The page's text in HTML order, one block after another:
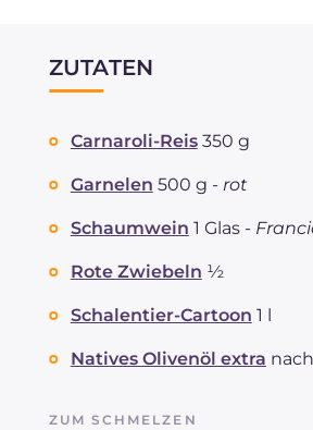
ZUTATEN
Carnaroli-Reis 350 g
Garnelen 500 g - rot
Schaumwein 1 Glas -
Rote Zwiebeln ½
Schalentier-Cartoon 1 l
Natives Olivenöl extra
ZUM SCHMELZEN